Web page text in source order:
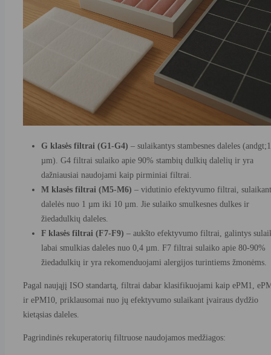
G klasės filtrai (G1-G4) – sulaikantys stambesnes daleles
µm). G4 filtrai sulaiko apie 90% stambių dulkių dalelių ir yra
dažniausiai naudojami kaip pirminiai filtrai.
M klasės filtrai (M5-M6) – vidutinio efektyvumo filtrai,
dalelės nuo 1 µm iki 10 µm. Jie sulaiko smulkesnes dulkes ir
žiedadulkių daleles.
F klasės filtrai (F7-F9) – aukšto efektyvumo filtrai, galintys
labai smulkias daleles nuo 0,4 µm. F7 filtrai sulaiko apie 80-90%
žiedadulkių ir yra rekomenduojami alergijos turintiems žmonėms.
Pagal naująjį ISO standartą, filtrai dabar klasifikuojami kaip ePM1,
ir ePM10, priklausomai nuo jų efektyvumo sulaikant įvairaus dydžio
kietąsias daleles.
Pagrindinės rekuperatorių filtruose naudojamos medžiagos: